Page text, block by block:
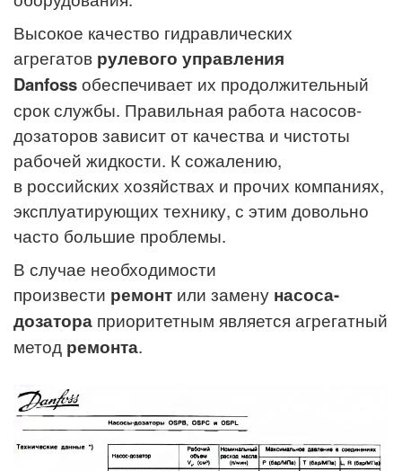
Высокое качество гидравлических
агрегатов рулевого управления
Danfossобеспечивает их продолжительный
срок службы. Правильная работа насосов-
дозаторов зависит от качества и чистоты
рабочей жидкости. К сожалению,
в российских хозяйствах и прочих компаниях,
эксплуатирующих технику, с этим довольно
часто большие проблемы.
В случае необходимости
произвести ремонт или замену насоса-
дозатора приоритетным является агрегатный
метод ремонта.